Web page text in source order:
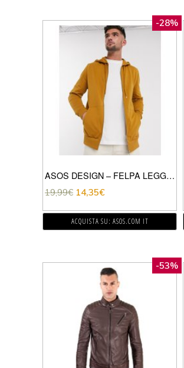
-28%
ASOS DESIGN – FELPA LEGGERA COLOR CUOIO CON CAPPUCCIO E ZIP-MARRONE
19,99€ 14,35€
ACQUISTA SU: ASOS.COM IT
-53%